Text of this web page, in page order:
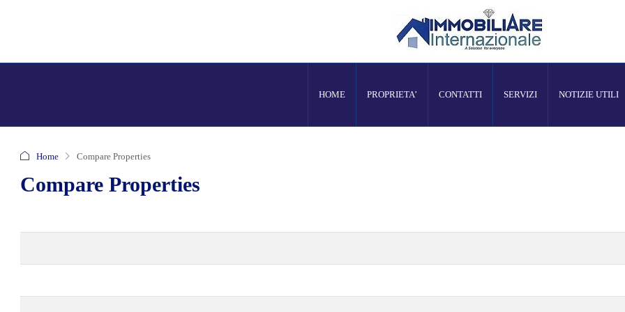
HOME PROPRIETA’ CONTATTI SERVIZI NOTIZIE UTILI
Home Compare Properties
Compare Properties